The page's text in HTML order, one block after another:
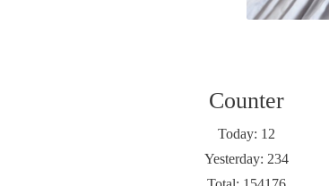
Counter
Today: 12
Yesterday: 234